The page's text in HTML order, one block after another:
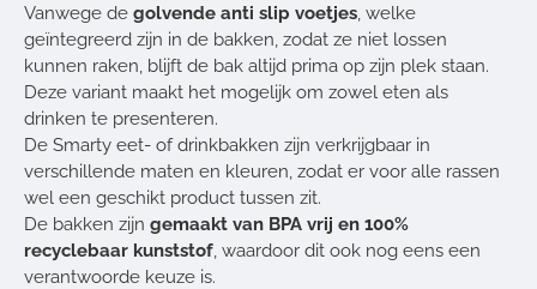
Vanwege de golvende anti slip voetjes, welke
geïntegreerd zijn in de bakken, zodat ze niet lossen
kunnen raken, blijft de bak altijd prima op zijn plek staan.
Deze variant maakt het mogelijk om zowel eten als
drinken te presenteren.
De Smarty eet- of drinkbakken zijn verkrijgbaar in
verschillende maten en kleuren, zodat er voor alle rassen
wel een geschikt product tussen zit.
De bakken zijn gemaakt van BPA vrij en 100%
recyclebaar kunststof, waardoor dit ook nog eens een
verantwoorde keuze is.